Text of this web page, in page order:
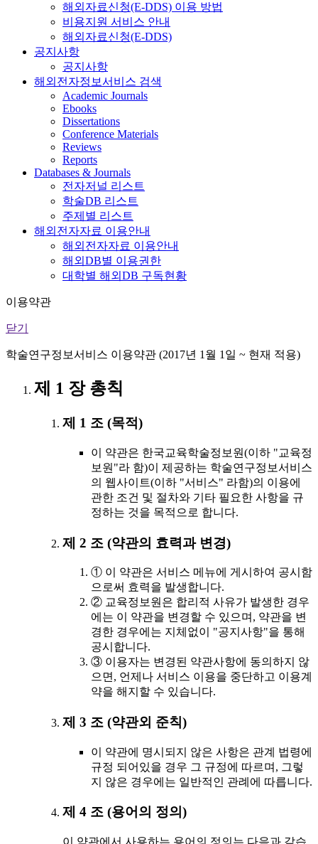
해외자료신청(E-DDS) 이용 방법
비용지원 서비스 안내
해외자료신청(E-DDS)
공지사항
공지사항
해외전자정보서비스 검색
Academic Journals
Ebooks
Dissertations
Conference Materials
Reviews
Reports
Databases & Journals
전자저널 리스트
학술DB 리스트
주제별 리스트
해외전자자료 이용안내
해외전자자료 이용안내
해외DB별 이용권한
대학별 해외DB 구독현황
이용약관
닫기
학술연구정보서비스 이용약관 (2017년 1월 1일 ~ 현재 적용)
제 1 장 총칙
제 1 조 (목적)
이 약관은 한국교육학술정보원(이하 "교육정
보원"라 함)이 제공하는 학술연구정보서비스
의 웹사이트(이하 "서비스" 라함)의 이용에
관한 조건 및 절차와 기타 필요한 사항을 규
정하는 것을 목적으로 합니다.
제 2 조 (약관의 효력과 변경)
① 이 약관은 서비스 메뉴에 게시하여 공시함
으로써 효력을 발생합니다.
② 교육정보원은 합리적 사유가 발생한 경우
에는 이 약관을 변경할 수 있으며, 약관을 변
경한 경우에는 지체없이 "공지사항"을 통해
공시합니다.
③ 이용자는 변경된 약관사항에 동의하지 않
으면, 언제나 서비스 이용을 중단하고 이용계
약을 해지할 수 있습니다.
제 3 조 (약관외 준칙)
이 약관에 명시되지 않은 사항은 관계 법령에
규정 되어있을 경우 그 규정에 따르며, 그렇
지 않은 경우에는 일반적인 관례에 따릅니다.
제 4 조 (용어의 정의)